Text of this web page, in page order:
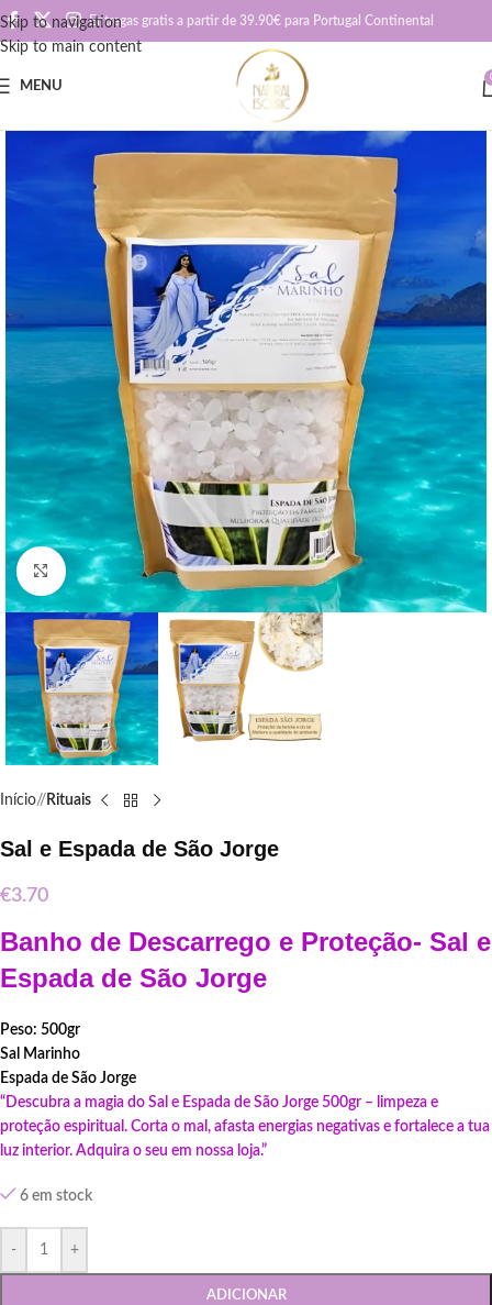
Skip to navigation
Skip to main content
Entregas gratis a partir de 39.90€ para Portugal Continental
MENU
Click to enlarge
Início/ Rituais
Sal e Espada de São Jorge
€3.70
Banho de Descarrego e Proteção- Sal e
Espada de São Jorge
Peso: 500gr
Sal Marinho
Espada de São Jorge
“Descubra a magia do Sal e Espada de São Jorge 500gr – limpeza e
proteção espiritual. Corta o mal, afasta energias negativas e fortalece a tua
luz interior. Adquira o seu em nossa loja.”
6 em stock
- +
ADICIONAR